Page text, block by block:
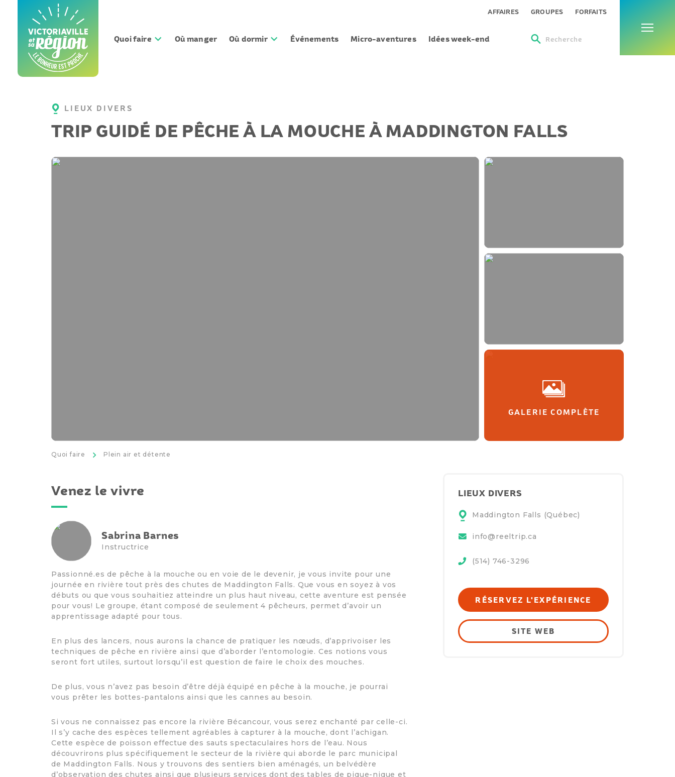
contenu
Menu
Quoi faire Où manger Où dormir Événements Micro-aventures Idées week-end
AFFAIRES GROUPES FORFAITS
Recherche
LIEUX DIVERS
TRIP GUIDÉ DE PÊCHE À LA MOUCHE À MADDINGTON FALLS
GALERIE COMPLÈTE
Quoi faire >
Plein air et détente
LIEUX DIVERS
Maddington Falls (Québec)
info@reeltrip.ca
(514) 746-3296
RÉSERVEZ L'EXPÉRIENCE
SITE WEB
Venez le vivre
Sabrina Barnes
Instructrice
Passionné.es de pêche à la mouche ou en voie de le devenir, je vous invite pour une
journée en rivière tout près des chutes de Maddington Falls. Que vous en soyez à vos
débuts ou que vous souhaitiez atteindre un plus haut niveau, cette aventure est pensée
pour vous! Le groupe, étant composé de seulement 4 pêcheurs, permet d’avoir un
apprentissage adapté pour tous.
En plus des lancers, nous aurons la chance de pratiquer les nœuds, d’apprivoiser les
techniques de pêche en rivière ainsi que d’aborder l’entomologie. Ces notions vous
seront fort utiles, surtout lorsqu’il est question de faire le choix des mouches.
De plus, vous n’avez pas besoin d’être déjà équipé en pêche à la mouche, je pourrai
vous prêter les bottes-pantalons ainsi que les cannes au besoin.
Si vous ne connaissez pas encore la rivière Bécancour, vous serez enchanté par celle-ci.
Il s’y cache des espèces tellement agréables à capturer à la mouche, dont l’achigan.
Cette espèce de poisson effectue des sauts spectaculaires hors de l’eau. Nous
découvrirons plus spécifiquement le secteur de la rivière qui aborde le parc municipal
de Maddington Falls. Nous y trouvons des sentiers bien aménagés, un belvédère
d’observation des chutes ainsi que plusieurs services dont des tables de pique-nique et